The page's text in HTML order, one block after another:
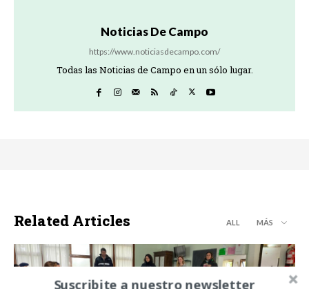
Noticias De Campo
https://www.noticiasdecampo.com/
Todas las Noticias de Campo en un sólo lugar.
Related Articles ALL MÁS
Suscribite a nuestro newsletter